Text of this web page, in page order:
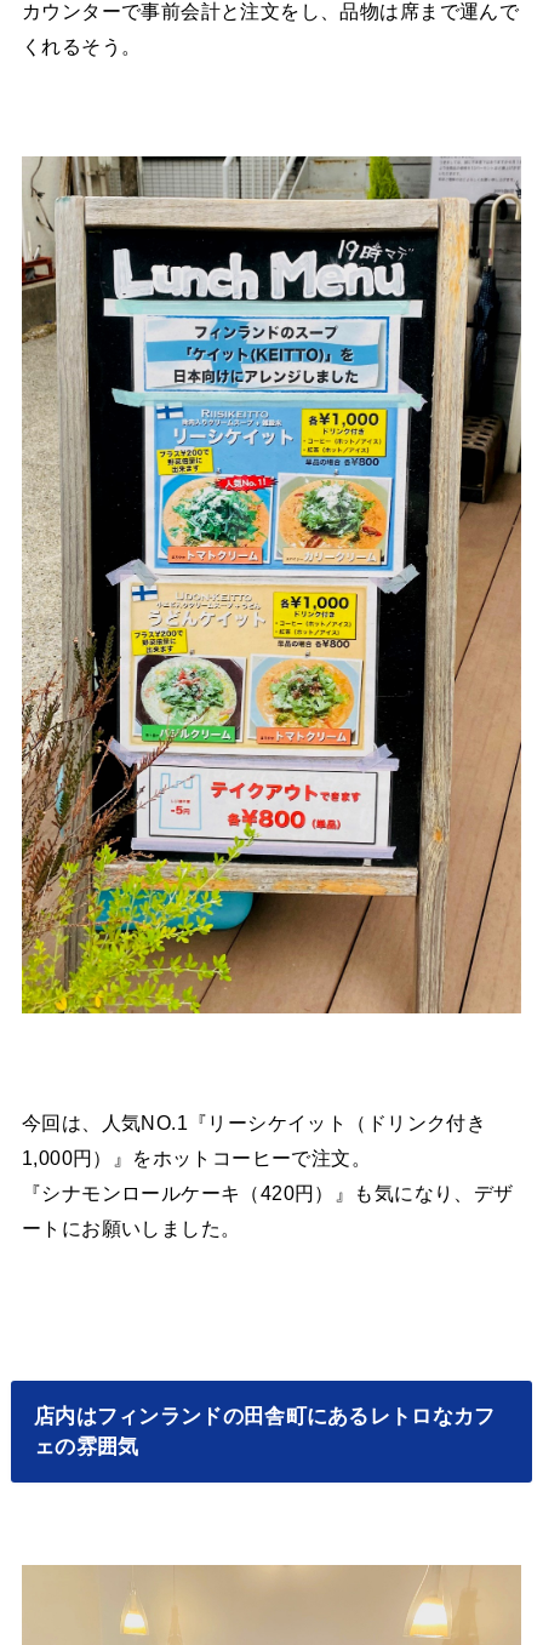
カウンターで事前会計と注文をし、品物は席まで運んで
くれるそう。
今回は、人気NO.1『リーシケイット（ドリンク付き
1,000円）』をホットコーヒーで注文。
『シナモンロールケーキ（420円）』も気になり、デザ
ートにお願いしました。
店内はフィンランドの田舎町にあるレトロなカフ
ェの雰囲気